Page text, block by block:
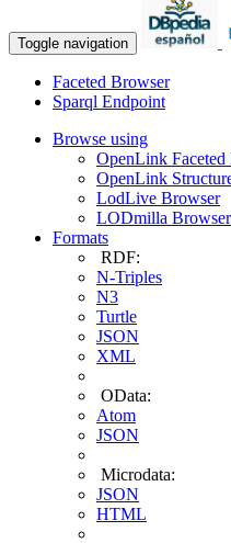
Toggle navigation
Faceted Browser
Sparql Endpoint
Browse using
OpenLink Faceted
OpenLink
LodLive Browser
LODmilla Browser
Formats
RDF:
N-Triples
N3
Turtle
JSON
XML
OData:
Atom
JSON
Microdata:
JSON
HTML